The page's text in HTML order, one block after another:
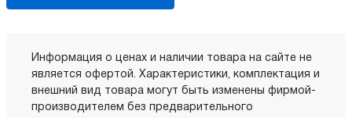
Информация о ценах и наличии товара на сайте не
является офертой. Характеристики, комплектация и
внешний вид товара могут быть изменены фирмой-
производителем без предварительного